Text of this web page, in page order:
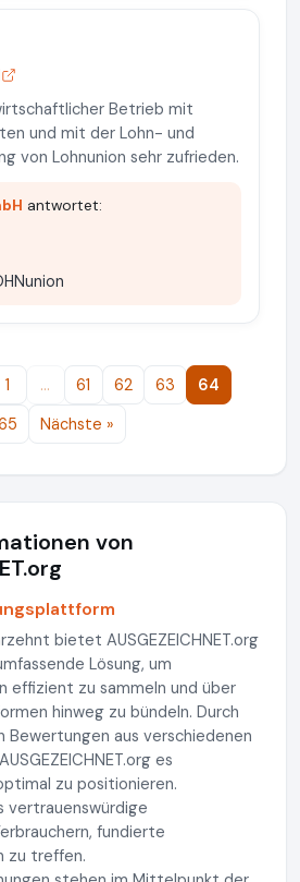
Betrieb mit
und mit der Lohn- und
von Lohnunion sehr zufrieden.
antwortet:
1 … 61 62 63
64
Nächste »
von
bietet AUSGEZEICHNET.org
Lösung, um
effizient zu sammeln und über
hinweg zu bündeln. Durch
aus verschiedenen
es
zu positionieren.
vertrauenswürdige
fundierte
zu treffen.